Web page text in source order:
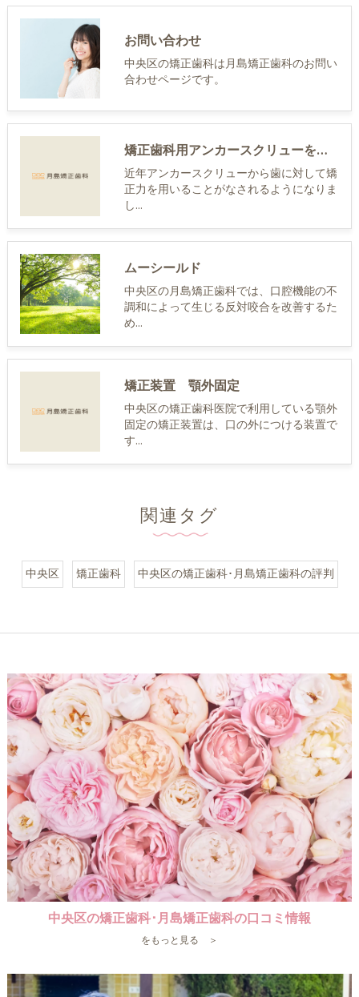
お問い合わせ
中央区の矯正歯科は月島矯正歯科のお問い
合わせページです。
矯正歯科用アンカースクリューを用いた矯正歯科治療
近年アンカースクリューから歯に対して矯
正力を用いることがなされるようになりま
し…
ムーシールド
中央区の月島矯正歯科では、口腔機能の不
調和によって生じる反対咬合を改善するた
め…
矯正装置 顎外固定
中央区の矯正歯科医院で利用している顎外
固定の矯正装置は、口の外につける装置で
す…
関連タグ
中央区 矯正歯科 中央区の矯正歯科･月島矯正歯科の評判
中央区の矯正歯科･月島矯正歯科の口コミ情報
をもっと見る ＞